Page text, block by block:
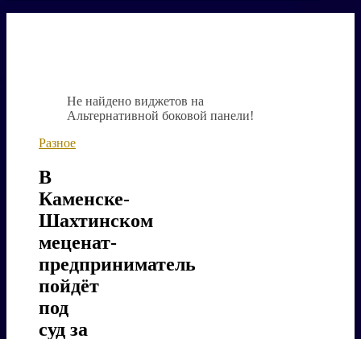
Не найдено виджетов на
Альтернативной боковой панели!
Разное
В
Каменске-
Шахтинском
меценат-
предприниматель
пойдёт
под
суд за